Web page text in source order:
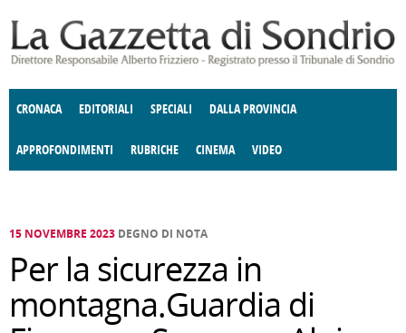
CRONACA EDITORIALI SPECIALI DALLA PROVINCIA
APPROFONDIMENTI
E SPETTACOLI POLITICA
RUBRICHE
DELLE IDEE FATTI DELLO SPIRITO CCCVA
CINEMA VIDEO
15 NOVEMBRE 2023 DEGNO DI NOTA
Per la sicurezza in
montagna.Guardia di